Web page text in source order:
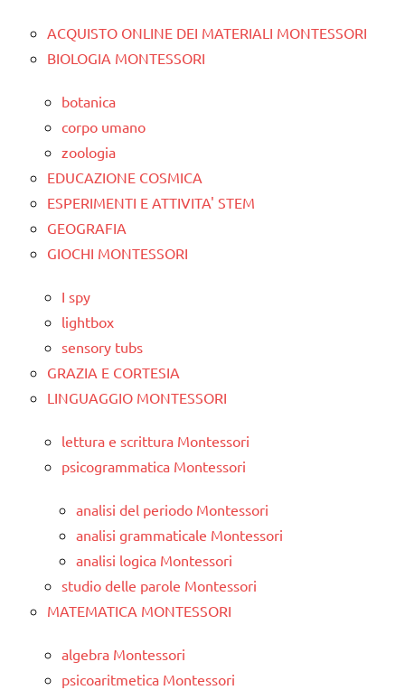
ACQUISTO ONLINE DEI MATERIALI MONTESSORI
BIOLOGIA MONTESSORI
botanica
corpo umano
zoologia
EDUCAZIONE COSMICA
ESPERIMENTI E ATTIVITA' STEM
GEOGRAFIA
GIOCHI MONTESSORI
I spy
lightbox
sensory tubs
GRAZIA E CORTESIA
LINGUAGGIO MONTESSORI
lettura e scrittura Montessori
psicogrammatica Montessori
analisi del periodo Montessori
analisi grammaticale Montessori
analisi logica Montessori
studio delle parole Montessori
MATEMATICA MONTESSORI
algebra Montessori
psicoaritmetica Montessori